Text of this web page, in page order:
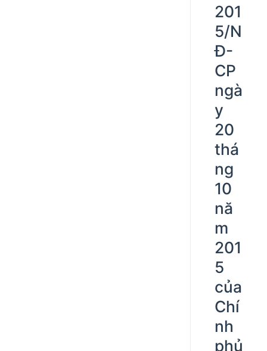
201
5/N
Đ-
CP
ngà
y
20
thá
ng
10
nă
m
201
5
của
Chí
nh
phủ